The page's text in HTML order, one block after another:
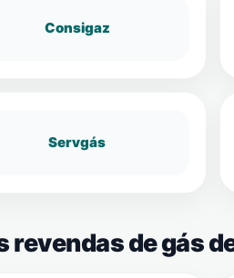
Consigaz
Servgás
revendas de gás